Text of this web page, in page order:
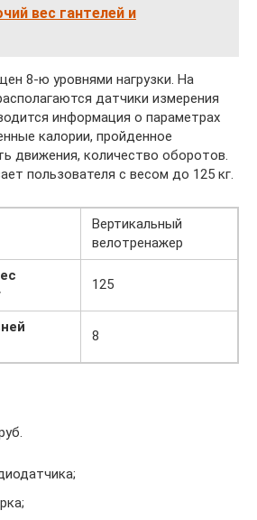
вес гантелей и
8-ю уровнями нагрузки. На
датчики измерения
информация о параметрах
калории, пройденное
движения, количество оборотов.
пользователя с весом до 125 кг.
Вертикальный
велотренажер
125
8